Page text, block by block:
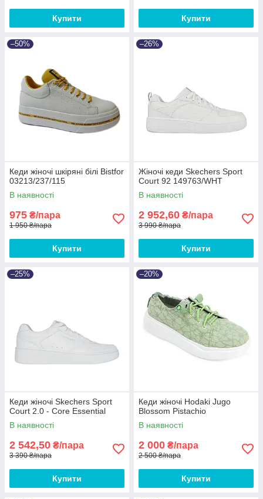
Купити Купити
–50%
Кеди жіночі шкіряні білі Bistfor
03213/237/115
В наявності
975 ₴/пара
1 950 ₴/пара
Купити
–26%
Жіночі кеди Skechers Sport
Court 92 149763/WHT
В наявності
2 952,60 ₴/пара
3 990 ₴/пара
Купити
–25%
Кеди жіночі Skechers Sport
Court 2.0 - Core Essential
В наявності
2 542,50 ₴/пара
3 390 ₴/пара
Купити
–20%
Кеди жіночі Hodaki Jugo
Blossom Pistachio
В наявності
2 000 ₴/пара
2 500 ₴/пара
Купити